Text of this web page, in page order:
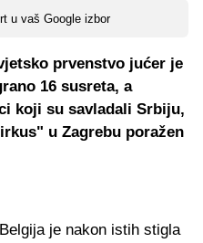
u vaš Google izbor
prvenstvo jućer je
16 susreta, a
koji su savladali Srbiju,
u Zagrebu poražen
je nakon istih stigla